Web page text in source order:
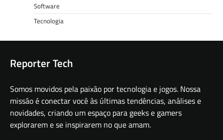
Software
Tecnologia
Reporter Tech
Somos movidos pela paixão por tecnologia e jogos. Nossa
missão é conectar você às últimas tendências, análises e
novidades, criando um espaço para geeks e gamers
explorarem e se inspirarem no que amam.